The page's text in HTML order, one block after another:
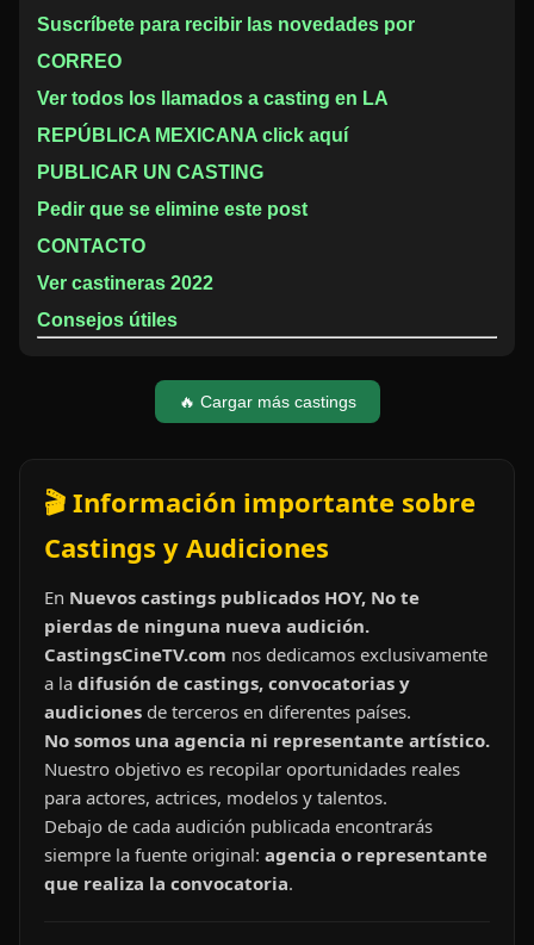
Suscríbete para recibir las novedades por
CORREO
Ver todos los llamados a casting en LA
REPÚBLICA MEXICANA click aquí
PUBLICAR UN CASTING
Pedir que se elimine este post
CONTACTO
Ver castineras 2022
Consejos útiles
🔥 Cargar más castings
🎬 Información importante sobre
Castings y Audiciones
En Nuevos castings publicados HOY, No te
pierdas de ninguna nueva audición.
CastingsCineTV.com nos dedicamos exclusivamente
a la difusión de castings, convocatorias y
audiciones de terceros en diferentes países.
No somos una agencia ni representante artístico.
Nuestro objetivo es recopilar oportunidades reales
para actores, actrices, modelos y talentos.
Debajo de cada audición publicada encontrarás
siempre la fuente original: agencia o representante
que realiza la convocatoria.